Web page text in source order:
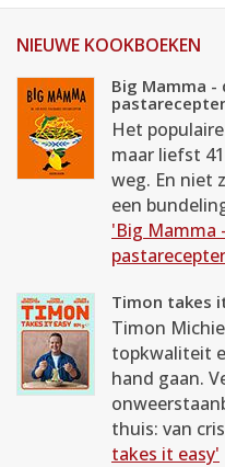
NIEUWE KOOKBOEKEN
Big Mamma -
Het
maar liefst
weg. En niet
een
'Big Mamma
Timon takes
Timon
topkwaliteit
hand gaan.
thuis: van
takes it easy'